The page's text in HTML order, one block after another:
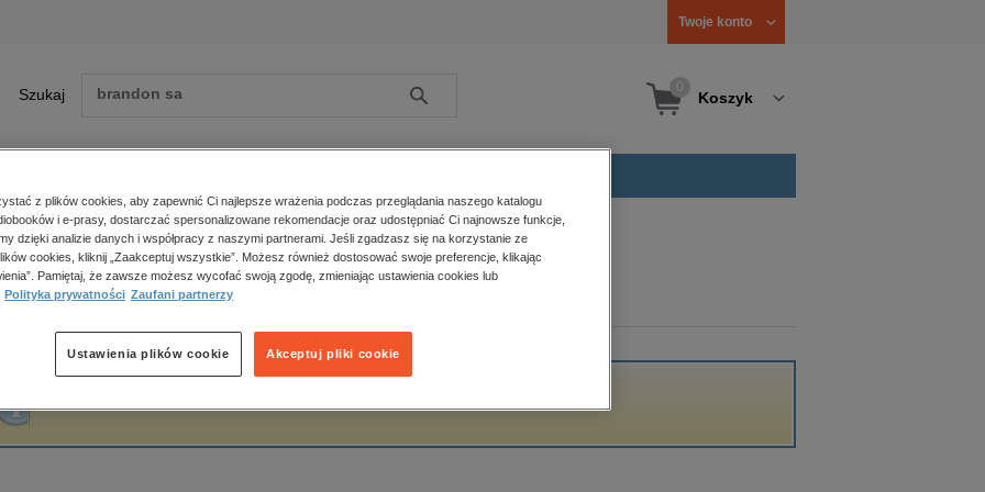
Twoje konto
Szukaj Szukaj Koszyk
Zobacz wszystkie E-prasa
polityka, społeczno-informacyjne
psychologiczne
popularno-naukowe
historia
główna Barbara Serafin
Serafin
z plików cookies, aby zapewnić Ci najlepsze wrażenia podczas przeglądania naszego katalogu
i e-prasy, dostarczać spersonalizowane rekomendacje oraz udostępniać Ci najnowsze funkcje,
dzięki analizie danych i współpracy z naszymi partnerami. Jeśli zgadzasz się na korzystanie ze
cookies, kliknij „Zaakceptuj wszystkie”. Możesz również dostosować swoje preferencje, klikając
Pamiętaj, że zawsze możesz wycofać swoją zgodę, zmieniając ustawienia cookies lub
Polityka prywatności Zaufani partnerzy
Akceptuj pliki cookie
Ustawienia plików cookie